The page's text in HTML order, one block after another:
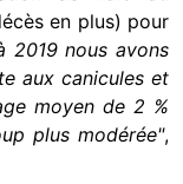
en plus) pour
2019 nous avons
aux canicules et
moyen de 2 %
plus modérée",